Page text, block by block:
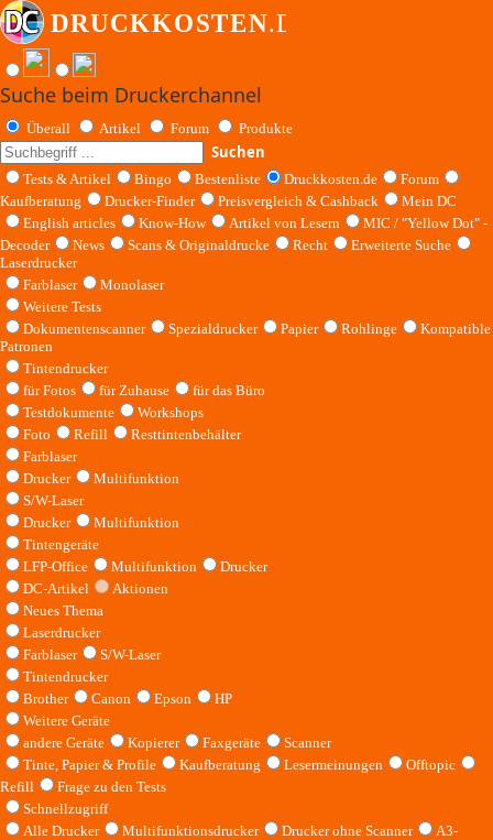
Suche beim Druckerchannel
Überall Artikel Forum Produkte
Suchen
Tests & Artikel Bingo Bestenliste Druckkosten.de
Forum
Kaufberatung
Drucker-Finder Preisvergleich & Cashback
Mein DC
English articles
Know-How Artikel von Lesern
MIC / "Yellow Dot" -
Decoder
News Scans & Originaldrucke Recht
Erweiterte Suche
Laserdrucker
Farblaser
Monolaser
Weitere Tests
Dokumentenscanner
Spezialdrucker Papier Rohlinge
Kompatible
Patronen
Tintendrucker
für Fotos
für Zuhause
für das Büro
Testdokumente
Workshops
Foto
Refill
Resttintenbehälter
Farblaser
Drucker
Multifunktion
S/W-Laser
Drucker
Multifunktion
Tintengeräte
LFP-Office
Multifunktion
Drucker
DC-Artikel
Aktionen
Neues Thema
Laserdrucker
Farblaser
S/W-Laser
Tintendrucker
Brother
Canon Epson
HP
Weitere Geräte
andere Geräte
Kopierer Faxgeräte
Scanner
Tinte, Papier & Profile
Kaufberatung Lesermeinungen
Offtopic
Refill
Frage zu den Tests
Schnellzugriff
Alle Drucker
Multifunktionsdrucker Drucker ohne Scanner
A3-